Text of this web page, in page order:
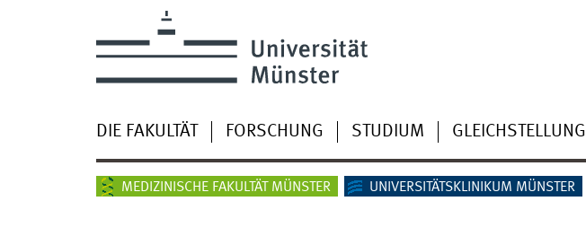
DIE FAKULTÄT FORSCHUNG STUDIUM GLEICHSTELLUNG
MEDIZINISCHE FAKULTÄT MÜNSTER UNIVERSITÄTSKLINIKUM MÜNSTER